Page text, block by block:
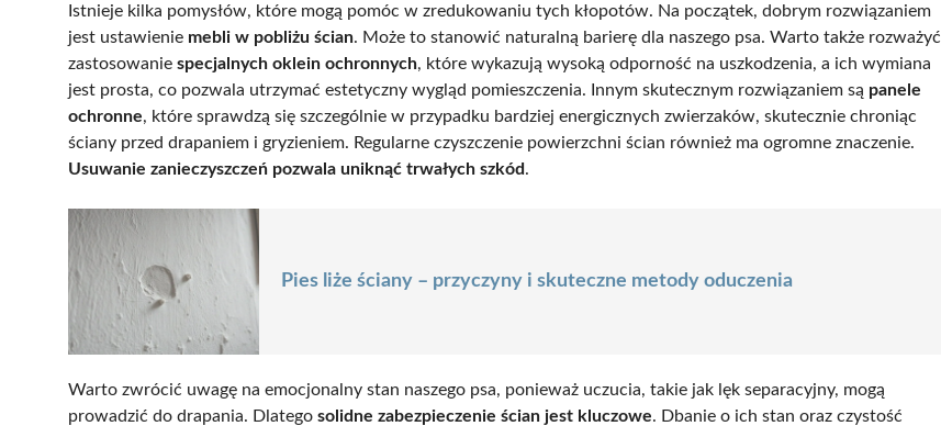
Istnieje kilka pomysłów, które mogą pomóc w zredukowaniu tych kłopotów. Na początek, dobrym rozwiązaniem
jest ustawienie mebli w pobliżu ścian. Może to stanowić naturalną barierę dla naszego psa. Warto także rozważyć
zastosowanie specjalnych oklein ochronnych, które wykazują wysoką odporność na uszkodzenia, a ich wymiana
jest prosta, co pozwala utrzymać estetyczny wygląd pomieszczenia. Innym skutecznym rozwiązaniem są panele
ochronne, które sprawdzą się szczególnie w przypadku bardziej energicznych zwierzaków, skutecznie chroniąc
ściany przed drapaniem i gryzieniem. Regularne czyszczenie powierzchni ścian również ma ogromne znaczenie.
Usuwanie zanieczyszczeń pozwala uniknąć trwałych szkód.
Pies liże ściany – przyczyny i skuteczne metody oduczenia
Warto zwrócić uwagę na emocjonalny stan naszego psa, ponieważ uczucia, takie jak lęk separacyjny, mogą
prowadzić do drapania. Dlatego solidne zabezpieczenie ścian jest kluczowe. Dbanie o ich stan oraz czystość